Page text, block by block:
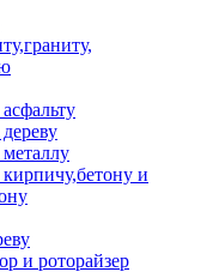
и
и роторайзер